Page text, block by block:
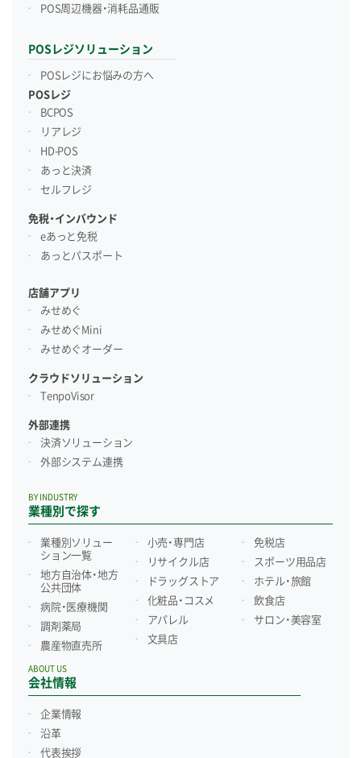
POS周辺機器・消耗品通販
POSレジソリューション
POSレジにお悩みの方へ
POSレジ
BCPOS
リアレジ
HD-POS
あっと決済
セルフレジ
免税・インバウンド
eあっと免税
あっとパスポート
店舗アプリ
みせめぐ
みせめぐMini
みせめぐオーダー
クラウドソリューション
TenpoVisor
外部連携
決済ソリューション
外部システム連携
業種別で探す
BY INDUSTRY
業種別ソリュー
ション一覧
地方自治体・地方
公共団体
病院・医療機関
調剤薬局
農産物直売所
小売・専門店
リサイクル店
ドラッグストア
化粧品・コスメ
アパレル
文具店
免税店
スポーツ用品店
ホテル・旅館
飲食店
サロン・美容室
会社情報
ABOUT US
企業情報
沿革
代表挨拶